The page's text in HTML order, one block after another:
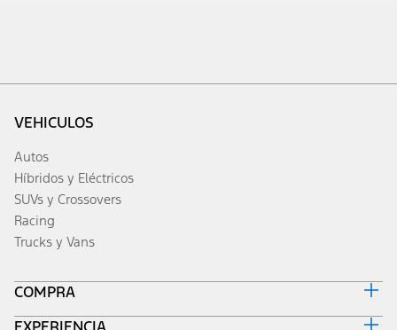
VEHICULOS
Autos
Híbridos y Eléctricos
SUVs y Crossovers
Racing
Trucks y Vans
COMPRA
Prueba de Manejo